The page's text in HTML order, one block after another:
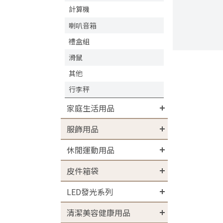
計算機
喇叭音箱
禮盒組
滑鼠
其他
行李秤
家庭生活用品
服飾用品
休閒運動用品
皮件箱袋
LED發光系列
清潔美容健康用品